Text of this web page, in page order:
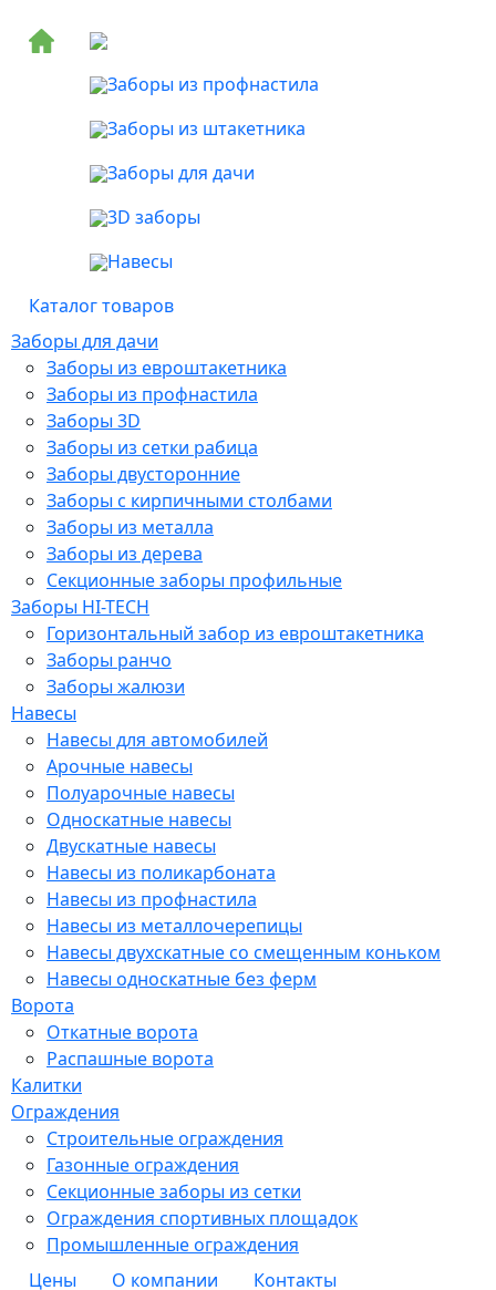
Заборы из профнастила
Заборы из штакетника
Заборы для дачи
3D заборы
Навесы
Каталог товаров
Заборы для дачи
Заборы из евроштакетника
Заборы из профнастила
Заборы 3D
Заборы из сетки рабица
Заборы двусторонние
Заборы с кирпичными столбами
Заборы из металла
Заборы из дерева
Секционные заборы профильные
Заборы HI-TECH
Горизонтальный забор из евроштакетника
Заборы ранчо
Заборы жалюзи
Навесы
Навесы для автомобилей
Арочные навесы
Полуарочные навесы
Односкатные навесы
Двускатные навесы
Навесы из поликарбоната
Навесы из профнастила
Навесы из металлочерепицы
Навесы двухскатные со смещенным коньком
Навесы односкатные без ферм
Ворота
Откатные ворота
Распашные ворота
Калитки
Ограждения
Строительные ограждения
Газонные ограждения
Секционные заборы из сетки
Ограждения спортивных площадок
Промышленные ограждения
Цены
О компании Контакты